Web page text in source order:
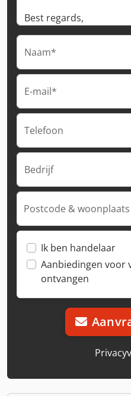
Naam*
E-mail*
Telefoon
Bedrijf
Postcode & woonplaats
Ik ben handelaar
Aanbiedingen voor
ontvangen